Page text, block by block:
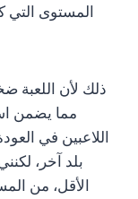
المستوى التي
ذلك لأن اللعبة
اللاعبين في
بلد آخر،